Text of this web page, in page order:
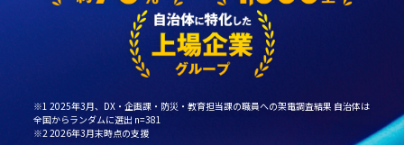
※1 2025年3月、DX・企画課・防災・教育担当課の職員への架電調査結果 自治体は
全国からランダムに選出 n=381
※2 2026年3月末時点の支援